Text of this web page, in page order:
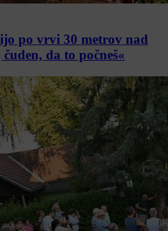
po vrvi 30 metrov nad
da to počneš«